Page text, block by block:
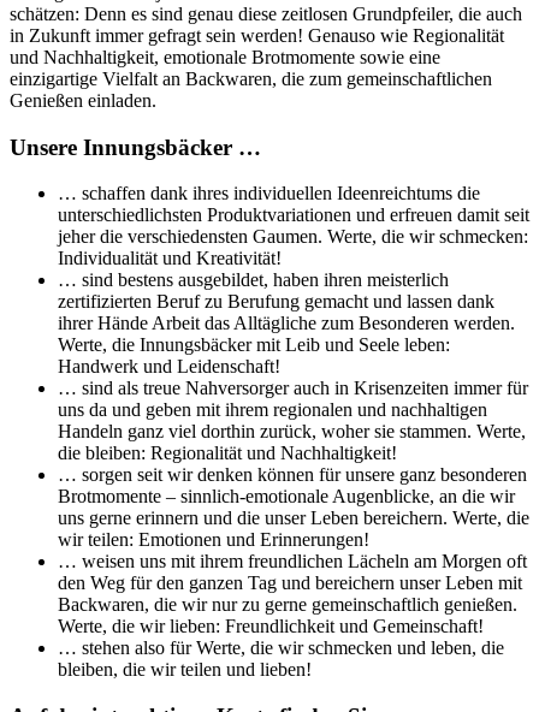
schätzen: Denn es sind genau diese zeitlosen Grundpfeiler, die auch
in Zukunft immer gefragt sein werden! Genauso wie Regionalität
und Nachhaltigkeit, emotionale Brotmomente sowie eine
einzigartige Vielfalt an Backwaren, die zum gemeinschaftlichen
Genießen einladen.
Unsere Innungsbäcker …
… schaffen dank ihres individuellen Ideenreichtums die
unterschiedlichsten Produktvariationen und erfreuen damit seit
jeher die verschiedensten Gaumen. Werte, die wir schmecken:
Individualität und Kreativität!
… sind bestens ausgebildet, haben ihren meisterlich
zertifizierten Beruf zu Berufung gemacht und lassen dank
ihrer Hände Arbeit das Alltägliche zum Besonderen werden.
Werte, die Innungsbäcker mit Leib und Seele leben:
Handwerk und Leidenschaft!
… sind als treue Nahversorger auch in Krisenzeiten immer für
uns da und geben mit ihrem regionalen und nachhaltigen
Handeln ganz viel dorthin zurück, woher sie stammen. Werte,
die bleiben: Regionalität und Nachhaltigkeit!
… sorgen seit wir denken können für unsere ganz besonderen
Brotmomente – sinnlich-emotionale Augenblicke, an die wir
uns gerne erinnern und die unser Leben bereichern. Werte, die
wir teilen: Emotionen und Erinnerungen!
… weisen uns mit ihrem freundlichen Lächeln am Morgen oft
den Weg für den ganzen Tag und bereichern unser Leben mit
Backwaren, die wir nur zu gerne gemeinschaftlich genießen.
Werte, die wir lieben: Freundlichkeit und Gemeinschaft!
… stehen also für Werte, die wir schmecken und leben, die
bleiben, die wir teilen und lieben!